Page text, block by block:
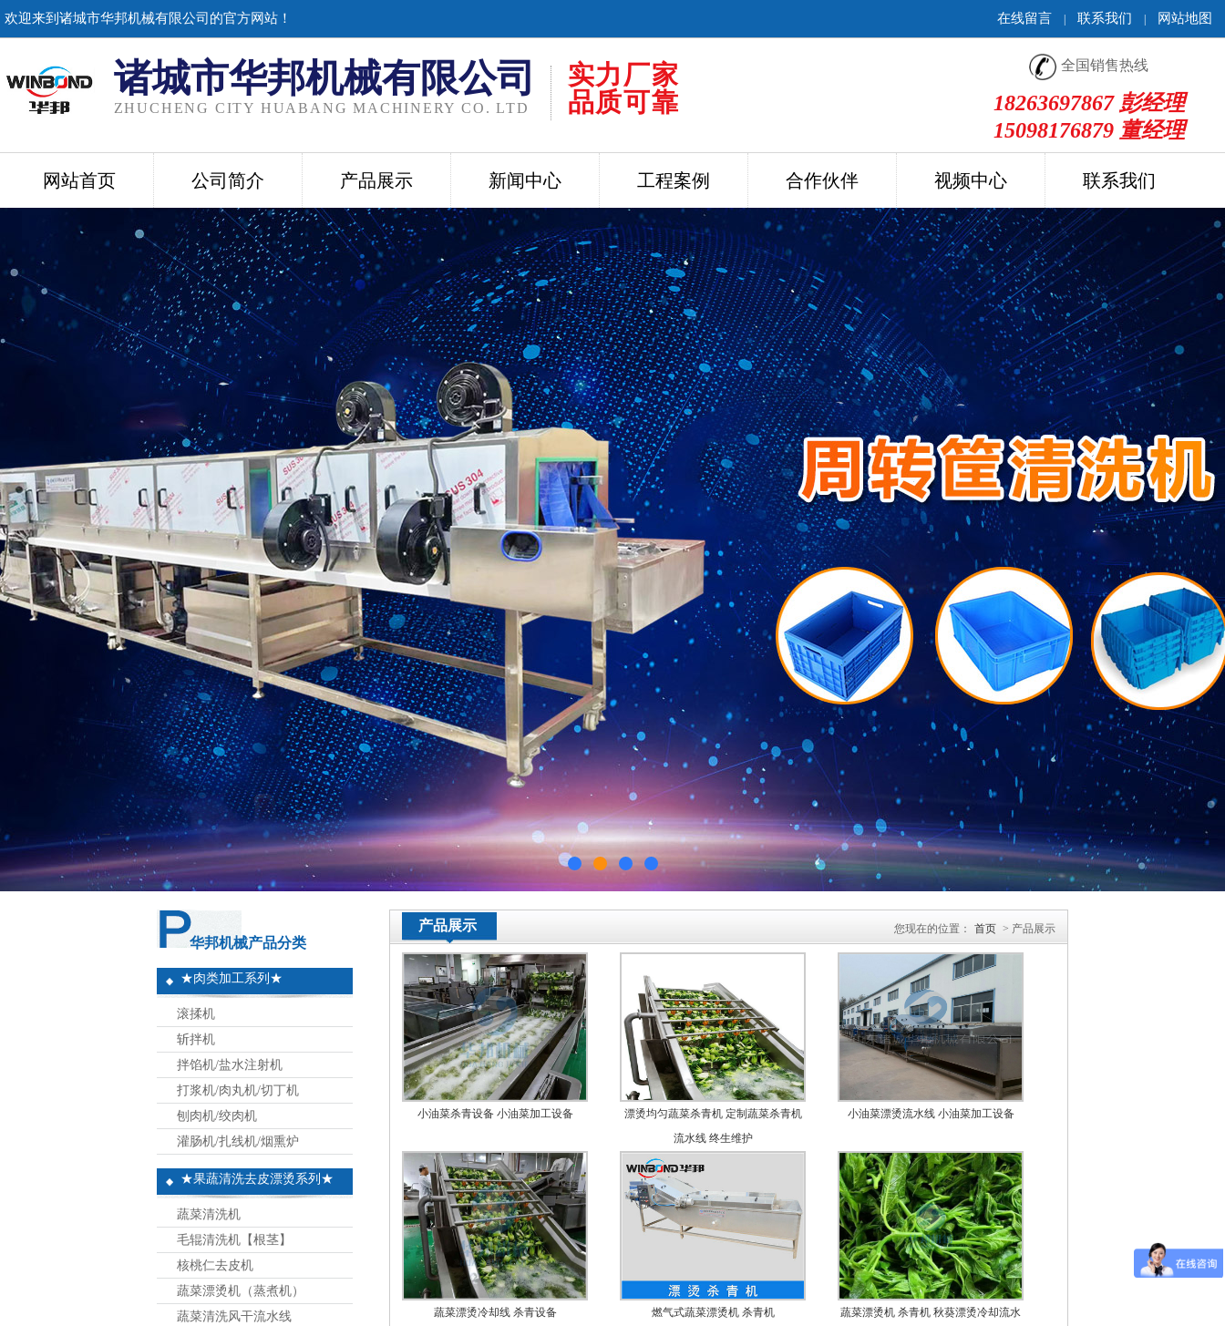
欢迎来到诸城市华邦机械有限公司的官方网站！ 在线留言 联系我们 网站地图
诸城市华邦机械有限公司
ZHUCHENG CITY HUABANG MACHINERY CO. LTD
实力厂家
品质可靠
全国销售热线
18263697867 彭经理
15098176879 董经理
网站首页 公司简介 产品展示 新闻中心 工程案例 合作伙伴 视频中心 联系我们
华邦机械产品分类
★肉类加工系列★
滚揉机
斩拌机
拌馅机/盐水注射机
打浆机/肉丸机/切丁机
刨肉机/绞肉机
灌肠机/扎线机/烟熏炉
★果蔬清洗去皮漂烫系列★
蔬菜清洗机
毛辊清洗机【根茎】
核桃仁去皮机
蔬菜漂烫机（蒸煮机）
蔬菜清洗风干流水线
产品展示 您现在的位置： 首页 > 产品展示
小油菜杀青设备 小油菜加工设备
漂烫均匀蔬菜杀青机 定制蔬菜杀青机
流水线 终生维护
小油菜漂烫流水线 小油菜加工设备
蔬菜漂烫冷却线 杀青设备 燃气式蔬菜漂烫机 杀青机
蔬菜漂烫机 杀青机 秋葵漂烫冷却流水